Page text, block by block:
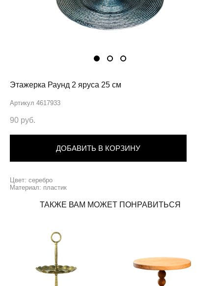
Этажерка Раунд 2 яруса 25 см
Артикул 4617933
90 pуб.
ДОБАВИТЬ В КОРЗИНУ
Цвет: серебро
Материал: пластик
ТАКЖЕ ВАМ МОЖЕТ ПОНРАВИТЬСЯ